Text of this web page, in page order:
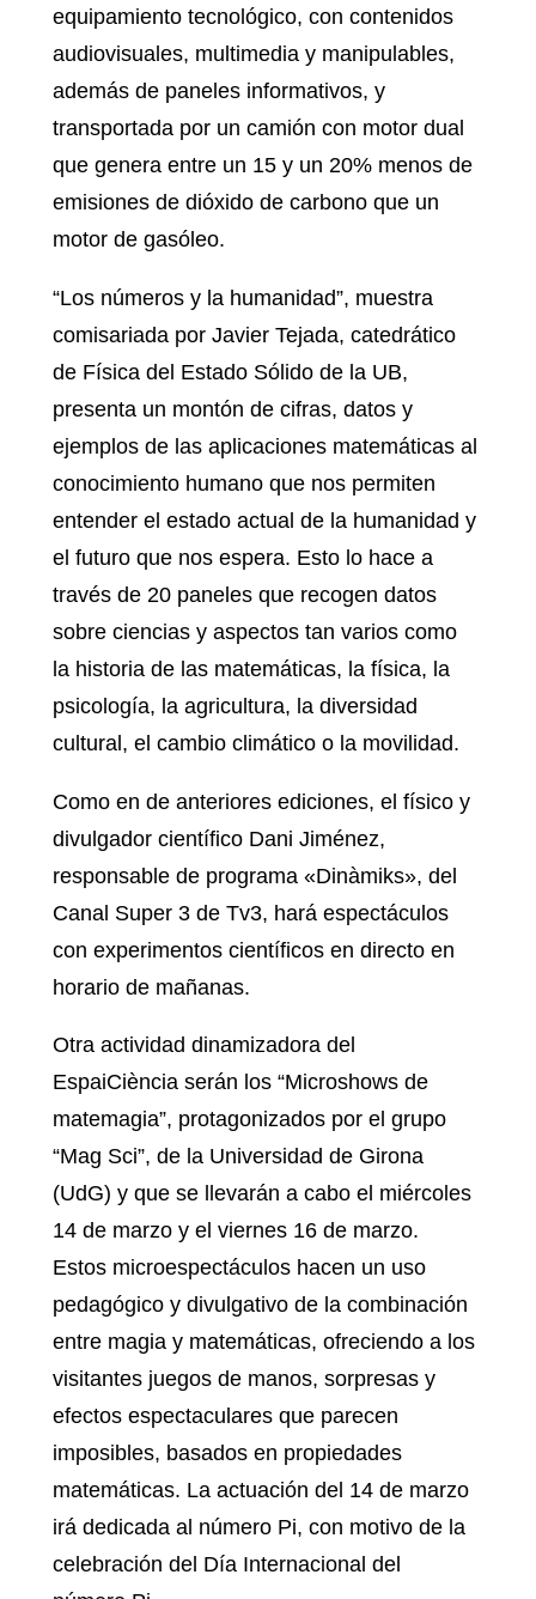
equipamiento tecnológico, con contenidos
audiovisuales, multimedia y manipulables,
además de paneles informativos, y
transportada por un camión con motor dual
que genera entre un 15 y un 20% menos de
emisiones de dióxido de carbono que un
motor de gasóleo.
“Los números y la humanidad”, muestra
comisariada por Javier Tejada, catedrático
de Física del Estado Sólido de la UB,
presenta un montón de cifras, datos y
ejemplos de las aplicaciones matemáticas al
conocimiento humano que nos permiten
entender el estado actual de la humanidad y
el futuro que nos espera. Esto lo hace a
través de 20 paneles que recogen datos
sobre ciencias y aspectos tan varios como
la historia de las matemáticas, la física, la
psicología, la agricultura, la diversidad
cultural, el cambio climático o la movilidad.
Como en de anteriores ediciones, el físico y
divulgador científico Dani Jiménez,
responsable de programa «Dinàmiks», del
Canal Super 3 de Tv3, hará espectáculos
con experimentos científicos en directo en
horario de mañanas.
Otra actividad dinamizadora del
EspaiCiència serán los “Microshows de
matemagia”, protagonizados por el grupo
“Mag Sci”, de la Universidad de Girona
(UdG) y que se llevarán a cabo el miércoles
14 de marzo y el viernes 16 de marzo.
Estos microespectáculos hacen un uso
pedagógico y divulgativo de la combinación
entre magia y matemáticas, ofreciendo a los
visitantes juegos de manos, sorpresas y
efectos espectaculares que parecen
imposibles, basados en propiedades
matemáticas. La actuación del 14 de marzo
irá dedicada al número Pi, con motivo de la
celebración del Día Internacional del